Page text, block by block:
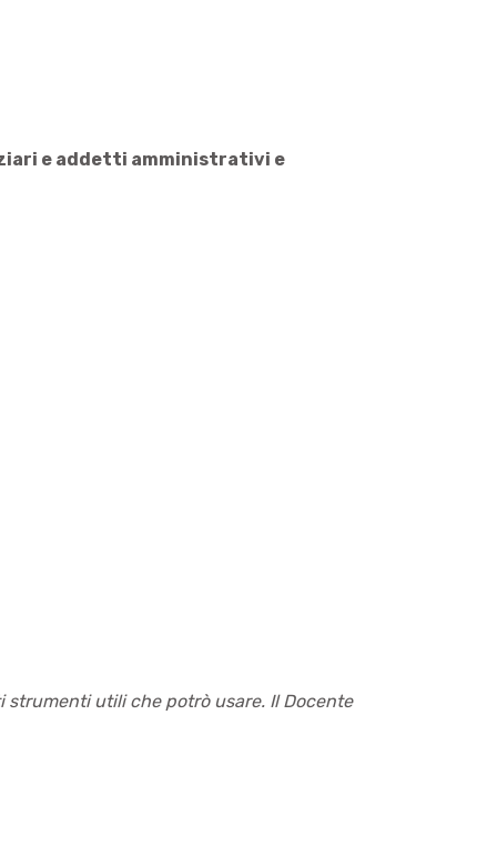
e addetti amministrativi e
strumenti utili che potrò usare. Il Docente